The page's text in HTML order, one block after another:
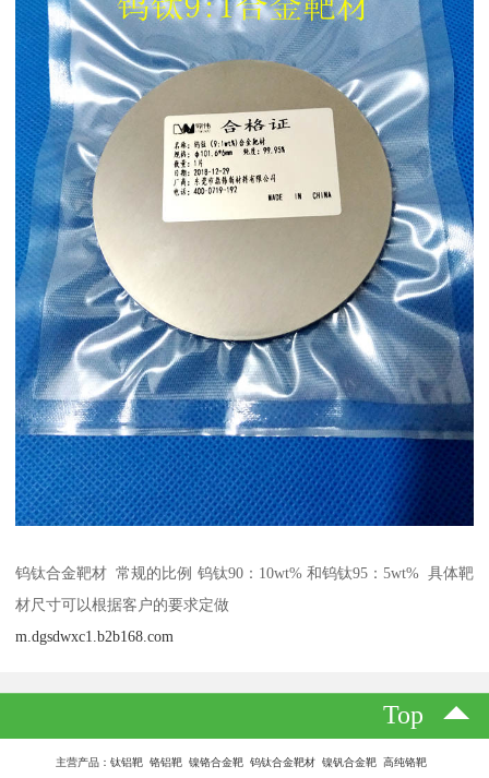
钨钛合金靶材 常规的比例 钨钛90：10wt% 和钨钛95：5wt% 具体靶
材尺寸可以根据客户的要求定做
m.dgsdwxc1.b2b168.com
Top
主营产品：钛铝靶 铬铝靶 镍铬合金靶 钨钛合金靶材 镍钒合金靶 高纯铬靶